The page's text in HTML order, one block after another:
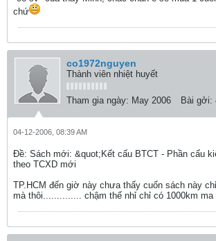
chứ
co1972nguyen
Thành viên nhiệt huyết
Tham gia ngày: May 2006 Bài gởi:
04-12-2006, 08:39 AM
Ðề: Sách mới: &quot;Kết cấu BTCT - Phần cấu
theo TCXD mới
TP.HCM đến giờ này chưa thấy cuốn sách này
mà thôi.............. chậm thế nhỉ chỉ có 1000km ma